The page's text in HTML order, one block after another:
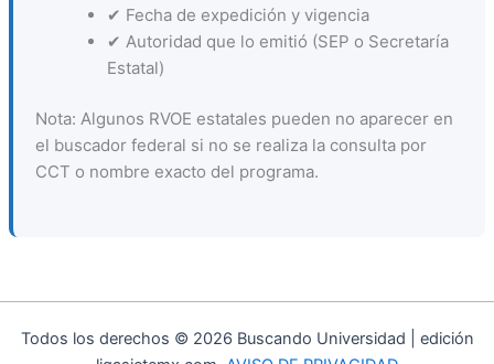
✔ Fecha de expedición y vigencia
✔ Autoridad que lo emitió (SEP o Secretaría
Estatal)
Nota: Algunos RVOE estatales pueden no aparecer en
el buscador federal si no se realiza la consulta por
CCT o nombre exacto del programa.
Todos los derechos © 2026 Buscando Universidad | edición